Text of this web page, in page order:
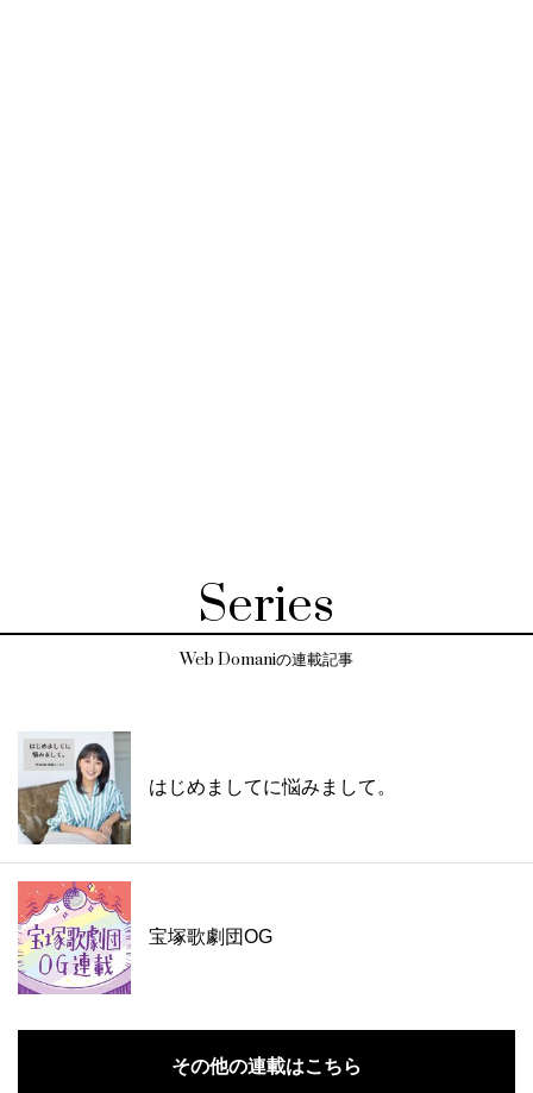
Series
Web Domaniの連載記事
はじめましてに悩みまして。
宝塚歌劇団OG
その他の連載はこちら